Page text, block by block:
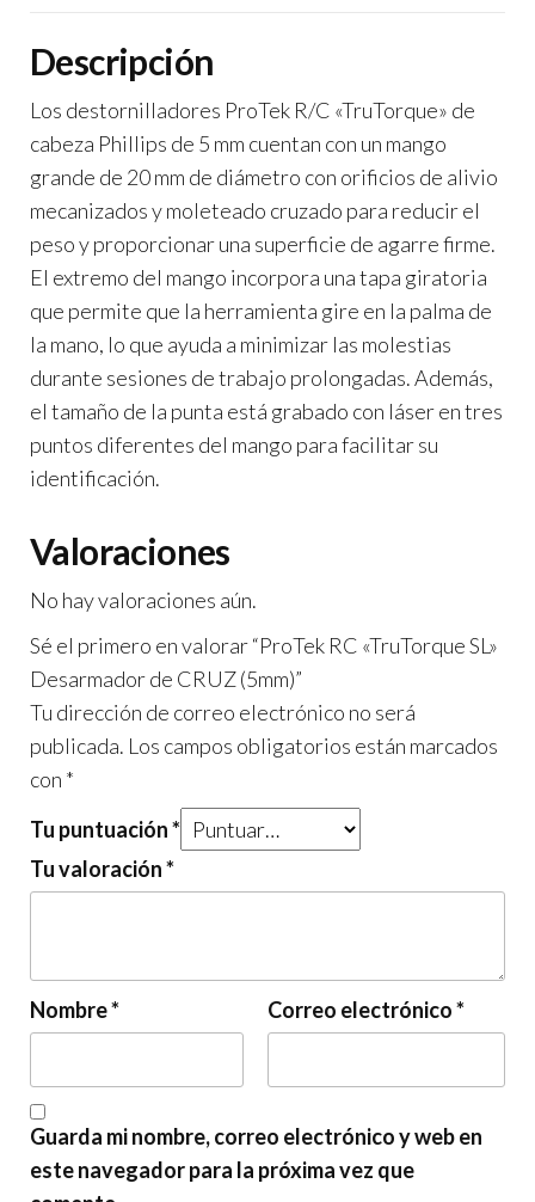
Descripción
Los destornilladores ProTek R/C «TruTorque» de
cabeza Phillips de 5 mm cuentan con un mango
grande de 20 mm de diámetro con orificios de alivio
mecanizados y moleteado cruzado para reducir el
peso y proporcionar una superficie de agarre firme.
El extremo del mango incorpora una tapa giratoria
que permite que la herramienta gire en la palma de
la mano, lo que ayuda a minimizar las molestias
durante sesiones de trabajo prolongadas. Además,
el tamaño de la punta está grabado con láser en tres
puntos diferentes del mango para facilitar su
identificación.
Valoraciones
No hay valoraciones aún.
Sé el primero en valorar “ProTek RC «TruTorque SL»
Desarmador de CRUZ (5mm)”
Tu dirección de correo electrónico no será
publicada. Los campos obligatorios están marcados
con *
Tu puntuación*
Tu valoración*
Nombre* Correo electrónico*
Guarda mi nombre, correo electrónico y web en
este navegador para la próxima vez que